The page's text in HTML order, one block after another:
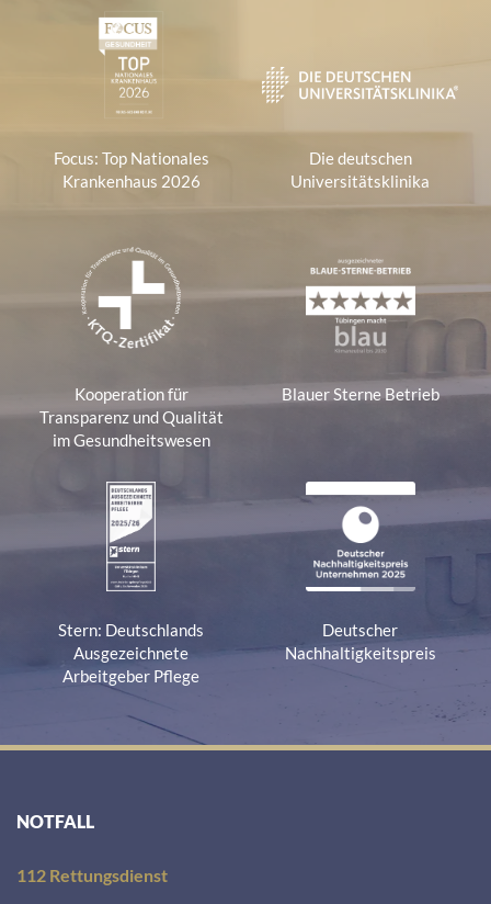
Focus: Top Nationales
Krankenhaus 2026
Die deutschen
Universitätsklinika
Kooperation für
Transparenz und Qualität
im Gesundheitswesen
Blauer Sterne Betrieb
Stern: Deutschlands
Ausgezeichnete
Arbeitgeber Pflege
Deutscher
Nachhaltigkeitspreis
NOTFALL
112 Rettungsdienst